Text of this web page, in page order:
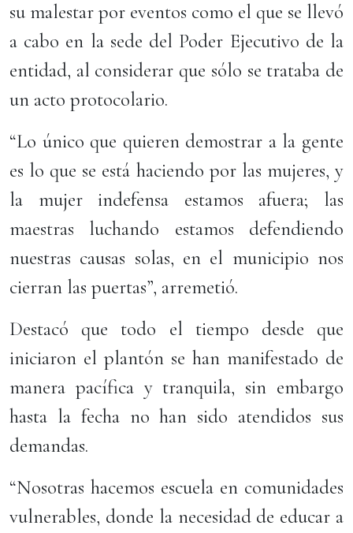
su malestar por eventos como el que se llevó
a cabo en la sede del Poder Ejecutivo de la
entidad, al considerar que sólo se trataba de
un acto protocolario.
“Lo único que quieren demostrar a la gente
es lo que se está haciendo por las mujeres, y
la mujer indefensa estamos afuera; las
maestras luchando estamos defendiendo
nuestras causas solas, en el municipio nos
cierran las puertas”, arremetió.
Destacó que todo el tiempo desde que
iniciaron el plantón se han manifestado de
manera pacífica y tranquila, sin embargo
hasta la fecha no han sido atendidos sus
demandas.
“Nosotras hacemos escuela en comunidades
vulnerables, donde la necesidad de educar a